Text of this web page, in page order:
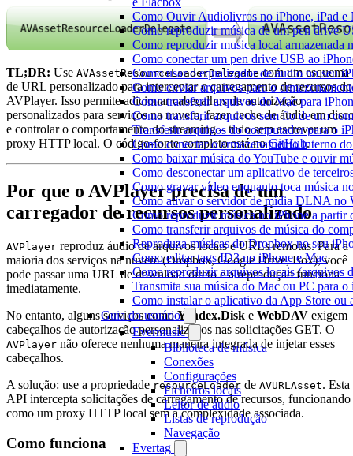
Como Ouvir Audiolivros no iPhone, iPad e
Como reproduzir música de um pen drive
Como reproduzir musica local armazenada
Como conectar um pen drive USB ao
Como usar o equalizador de áudio no seu
Como enviar arquivos para o
Como transferir arquivos do Mac para
Como transferir arquivos sem fio de um
Transferir arquivos do computador para o
Como conectar o armazenamento interno
Como baixar música do YouTube e ouvir
Como desconectar um aplicativo de
Como gravar vídeo enquanto toca música
Como ativar o servidor de mídia DLNA no
Como reproduzir música no iPhone a
Como transferir arquivos de música do
Reproduza músicas do Dropbox no seu
Como editar tags ID3 no iPhone e Mac
Como reproduzir arquivos locais (arquivos
Transmita sua música do Mac ou PC para
Como instalar o aplicativo da App Store
Guia do usuário
Evermusic
Biblioteca de música
Conexões
Configurações
Ficheiros locais
Leitor de áudio
Listas de reprodução
Navegação
Evertag
TL;DR: Use AVAssetResourceLoaderDelegatecom um esquema
de URL personalizado para interceptar o carregamento de recursos do
AVPlayer. Isso permite adicionar cabeçalhos de autorização
personalizados para serviços na nuvem, fazer cache de áudio em
e controlar o comportamento do streaming – tudo sem escrever um
proxy HTTP local. O código-fonte completo está noGitHub.
Por que o AVPlayer precisa de um
carregador de recursos personalizado
AVPlayer reproduz áudio de arquivos locais e URLs remotas. Para a
maioria dos serviços na nuvem (Dropbox, Google Drive, Box), você
pode passar uma URL de download direto e a reprodução funciona
imediatamente.
No entanto, alguns serviços comoYandex.Disk e WebDAV exigem
cabeçalhos de autorização personalizados nas solicitações GET. O
AVPlayer não oferece nenhuma maneira integrada de injetar esses
cabeçalhos.
A solução: use a propriedade resourceLoader de AVURLAsset. Esta
API intercepta solicitações de carregamento de recursos, funcionando
como um proxy HTTP local sem a complexidade associada.
Como funciona